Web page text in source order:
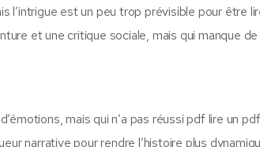
l’intrigue est un peu trop prévisible pour être
et une critique sociale, mais qui manque
mais qui n’a pas réussi pdf lire un
narrative pour rendre l’histoire plus